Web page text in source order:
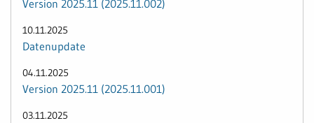
Version 2025.11 (2025.11.002)
10.11.2025
Datenupdate
04.11.2025
Version 2025.11 (2025.11.001)
03.11.2025